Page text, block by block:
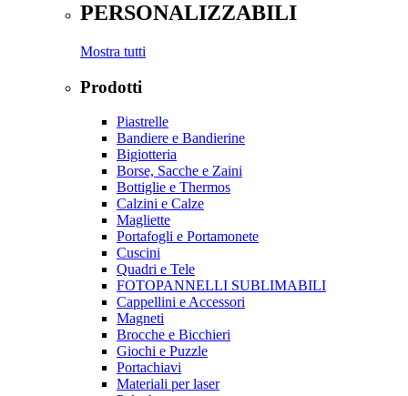
PERSONALIZZABILI
Mostra tutti
Prodotti
Piastrelle
Bandiere e Bandierine
Bigiotteria
Borse, Sacche e Zaini
Bottiglie e Thermos
Calzini e Calze
Magliette
Portafogli e Portamonete
Cuscini
Quadri e Tele
FOTOPANNELLI SUBLIMABILI
Cappellini e Accessori
Magneti
Brocche e Bicchieri
Giochi e Puzzle
Portachiavi
Materiali per laser